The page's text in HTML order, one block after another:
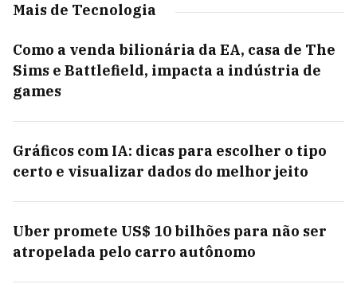
Mais de Tecnologia
Como a venda bilionária da EA, casa de The
Sims e Battlefield, impacta a indústria de
games
Gráficos com IA: dicas para escolher o tipo
certo e visualizar dados do melhor jeito
Uber promete US$ 10 bilhões para não ser
atropelada pelo carro autônomo